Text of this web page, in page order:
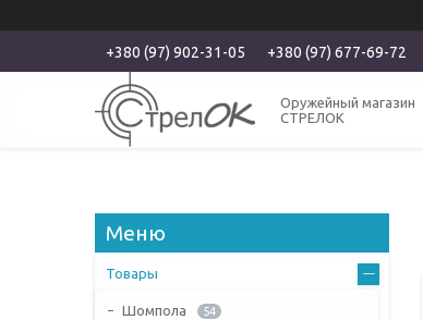
+380 (97) 902-31-05 +380 (97) 677-69-72
Оружейный магазин
СТРЕЛОК
Товары
Шомпола 54